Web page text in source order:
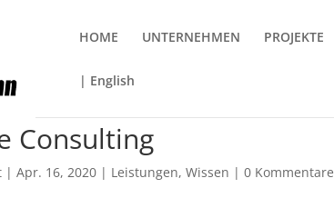
HOME UNTERNEHMEN PROJEKTE
| English
Consulting
|Apr. 16, 2020 | Leistungen,Wissen |0 Kommentare